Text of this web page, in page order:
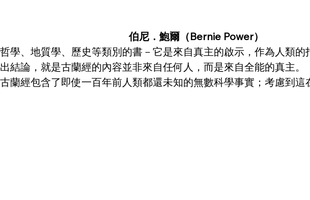
伯尼．鮑爾（Bernie Power）
哲學、地質學、歷史等類別的書－它是來自真主的啟示，作為人類
結論，就是古蘭經的內容並非來自任何人，而是來自全能的真主。
蘭經包含了即使一百年前人類都還未知的無數科學事實；考慮到